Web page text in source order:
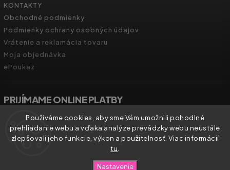
Používáme cookies, aby sme Vám umožnili pohodlné
prehliadanie webu a vďaka analýze prevádzky webu neustále
zlepšovali jeho funkcie, výkon a použitelnosť. Viac informácií
tu
Nastavenie
KONTAKTY
Obchodné podmienky
Podmienky ochrany osobných údajov
Vrátenie a reklamácia tovaru
Moja objednávka
ePoukaz
PRIJÍMAME ONLINE PLATBY
Zdravíčko.shop. Všetky práva vyhradené.